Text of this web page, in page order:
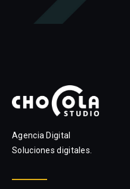
Agencia Digital
Soluciones digitales.